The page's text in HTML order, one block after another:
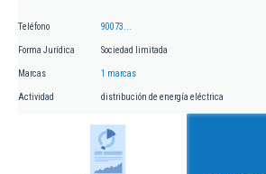
Teléfono 90073...
Forma Jurídica Sociedad limitada
Marcas 1 marcas
Actividad distribución de energía eléctrica